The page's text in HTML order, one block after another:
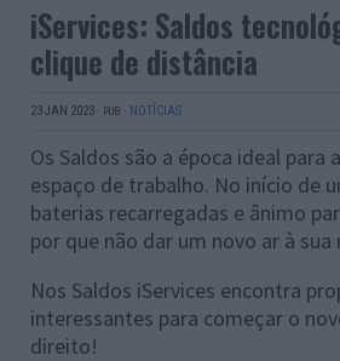
iServices: Saldos
clique de distância
23 JAN 2023 · PUB · NOTÍCIAS
Os Saldos são a época ideal para
espaço de trabalho. No início de
baterias recarregadas e ânimo
por que não dar um novo ar à
Nos Saldos iServices encontra
interessantes para começar o
direito!